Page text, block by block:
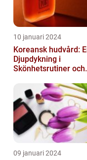
10 januari 2024
Koreansk hudvård:
Djupdykning i
Skönhetsrutiner och
09 januari 2024